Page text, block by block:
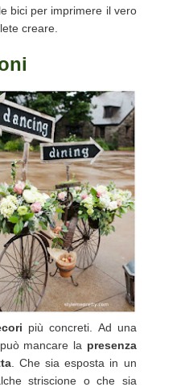
bici per imprimere il vero
creare.
più concreti. Ad una
mancare la presenza
. Che sia esposta in un
striscione o che sia